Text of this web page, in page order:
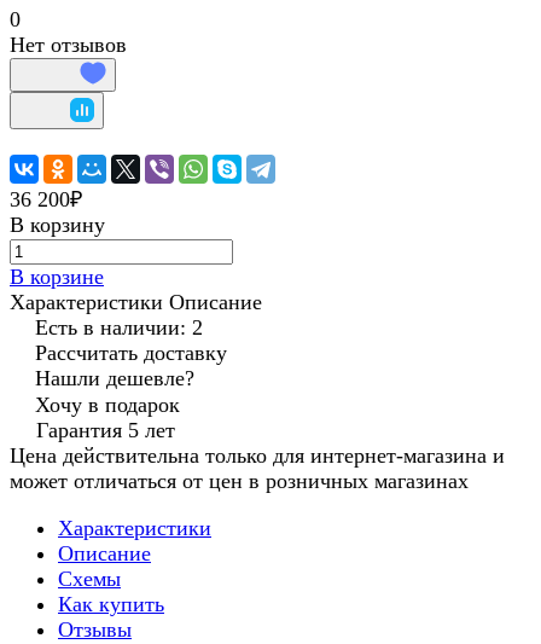
0
Нет отзывов
36 200₽
В корзину
В корзине
Характеристики Описание
Есть в наличии: 2
Рассчитать доставку
Нашли дешевле?
Хочу в подарок
Гарантия 5 лет
Цена действительна только для интернет-магазина и
может отличаться от цен в розничных магазинах
Характеристики
Описание
Схемы
Как купить
Отзывы